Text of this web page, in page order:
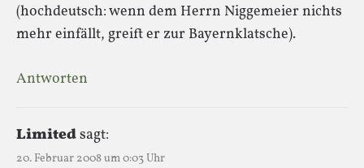
(hochdeutsch: wenn dem Herrn Niggemeier nichts
mehr einfällt, greift er zur Bayernklatsche).
Antworten
Limitedsagt:
20. Februar 2008 um 0:03 Uhr